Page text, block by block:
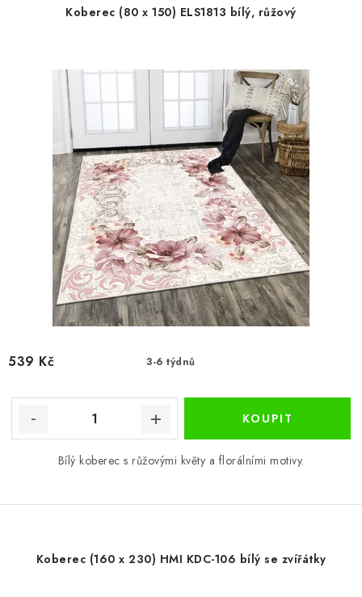
Koberec (80 x 150) ELS1813 bílý, růžový
3-6 týdnů
539 Kč
Bílý koberec s růžovými květy a florálními motivy.
Koberec (160 x 230) HMI KDC-106 bílý se zvířátky